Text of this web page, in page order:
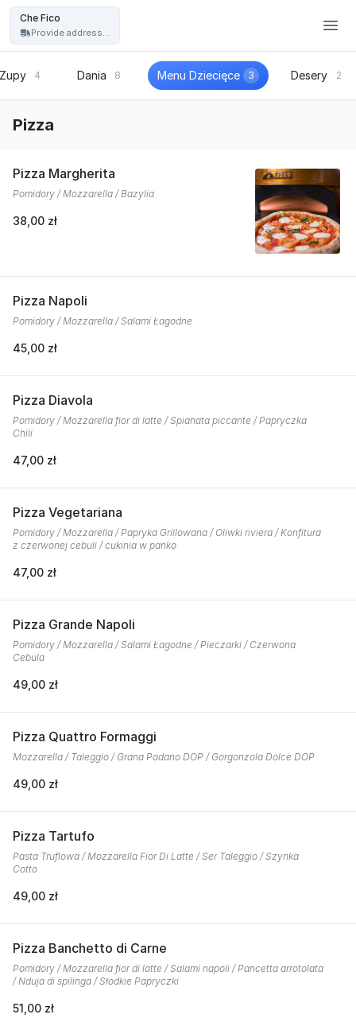
Che Fico
Provide address...
Zupy 4 Dania 8 Menu Dziecięce 3 Desery 2
Pizza
Pizza Margherita
Pomidory / Mozzarella / Bazylia
38,00 zł
Pizza Napoli
Pomidory / Mozzarella / Salami Łagodne
45,00 zł
Pizza Diavola
Pomidory / Mozzarella fior di latte / Spianata piccante / Papryczka
Chili
47,00 zł
Pizza Vegetariana
Pomidory / Mozzarella / Papryka Grillowana / Oliwki riviera / Konfitura
z czerwonej cebuli / cukinia w panko
47,00 zł
Pizza Grande Napoli
Pomidory / Mozzarella / Salami Łagodne / Pieczarki / Czerwona
Cebula
49,00 zł
Pizza Quattro Formaggi
Mozzarella / Taleggio / Grana Padano DOP / Gorgonzola Dolce DOP
49,00 zł
Pizza Tartufo
Pasta Truflowa / Mozzarella Fior Di Latte / Ser Taleggio / Szynka
Cotto
49,00 zł
Pizza Banchetto di Carne
Pomidory / Mozzarella fior di latte / Salami napoli / Pancetta arrotolata
/ Nduja di spilinga / Słodkie Papryczki
51,00 zł